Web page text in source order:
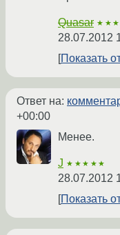
Quasar
28.07.2012
Показать
Ответ на:
+00:00
Менее.
J ★★★★★
28.07.2012
Показать